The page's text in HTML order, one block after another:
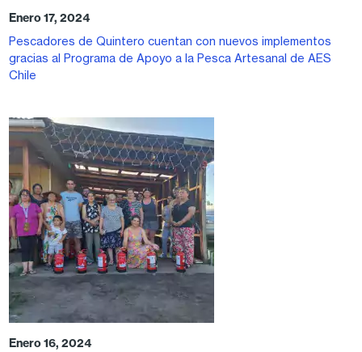
Enero 17, 2024
Pescadores de Quintero cuentan con nuevos implementos
gracias al Programa de Apoyo a la Pesca Artesanal de AES
Chile
Enero 16, 2024